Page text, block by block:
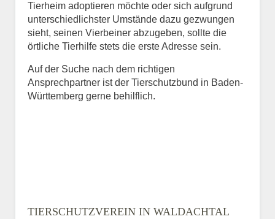
Tierheim adoptieren möchte oder sich aufgrund
unterschiedlichster Umstände dazu gezwungen
sieht, seinen Vierbeiner abzugeben, sollte die
örtliche Tierhilfe stets die erste Adresse sein.
Auf der Suche nach dem richtigen
Ansprechpartner ist der Tierschutzbund in Baden-
Württemberg gerne behilflich.
TIERSCHUTZVEREIN IN WALDACHTAL